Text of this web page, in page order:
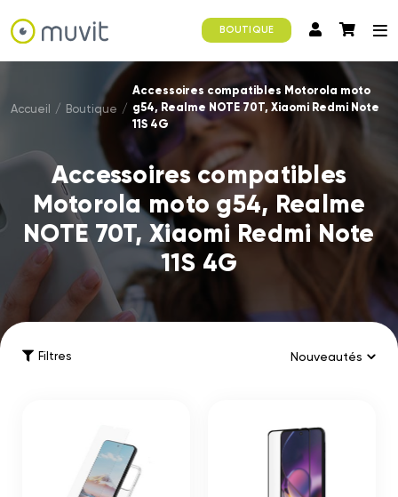
BOUTIQUE
Accueil / Boutique /
Accessoires compatibles Motorola moto
g54, Realme NOTE 70T, Xiaomi Redmi Note
11S 4G
Accessoires compatibles
Motorola moto g54, Realme
NOTE 70T, Xiaomi Redmi Note
11S 4G
Filtres